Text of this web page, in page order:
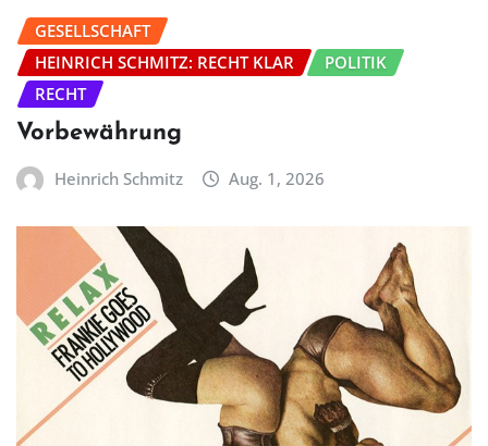
GESELLSCHAFT
HEINRICH SCHMITZ: RECHT KLAR
POLITIK
RECHT
Vorbewährung
Heinrich Schmitz Aug. 1, 2026